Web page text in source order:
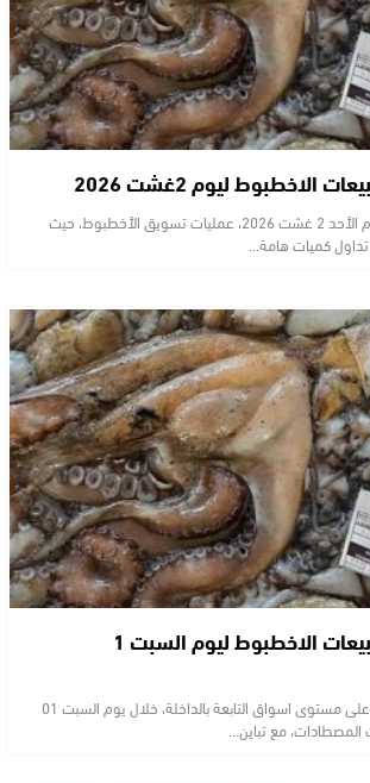
الاخطبوط ليوم 2غشت 2026
سجلت أسواق بالداخلة، يوم الأحد 2 غشت 2026، عمليات تسويق الأخطبوط، حيث
كميات هامة…
النشرة اليومية لمبيعات الاخطبوط ليوم السبت 1
سجلت مبيعات الأخطبوط على مستوى اسواق التابعة بالداخلة، خلال يوم السبت 01